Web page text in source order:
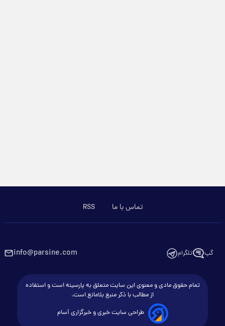
تماس با ما RSS
گپ تلگرام info@parsine.com
تمام حقوق مادی و معنوی این سایت متعلق به پارسینه است و استفاده
از مطالب با ذکر منبع بلامانع است.
طراحی سایت خبری و خبرگزاری آسام